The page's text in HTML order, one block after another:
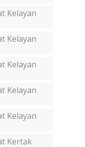
Kelayan
Kelayan
Kelayan
Kelayan
Kelayan
Kertak